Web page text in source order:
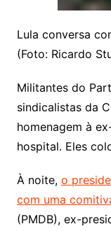
Lula conversa
(Foto: Ricardo
Militantes do
sindicalistas da
homenagem à
hospital. Eles
À noite, o
com uma
(PMDB), ex-